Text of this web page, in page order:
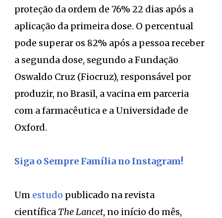
proteção da ordem de 76% 22 dias após a
aplicação da primeira dose. O percentual
pode superar os 82% após a pessoa receber
a segunda dose, segundo a Fundação
Oswaldo Cruz (Fiocruz), responsável por
produzir, no Brasil, a vacina em parceria
com a farmacêutica e a Universidade de
Oxford.
Siga o Sempre Família no Instagram!
Um estudo publicado na revista
científica The Lancet, no início do mês,